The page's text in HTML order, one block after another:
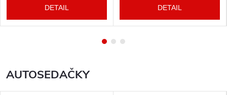
DETAIL DETAIL
AUTOSEDAČKY